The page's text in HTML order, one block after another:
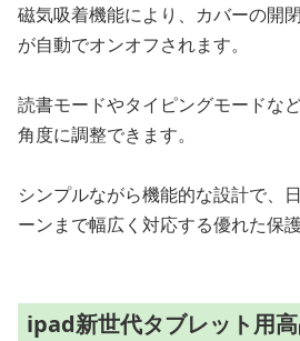
磁気吸着機能により、カバーの開
が自動でオンオフされます。
読書モードやタイピングモードな
角度に調整できます。
シンプルながら機能的な設計で、
ーンまで幅広く対応する優れた保護
ipad新世代タブレット用